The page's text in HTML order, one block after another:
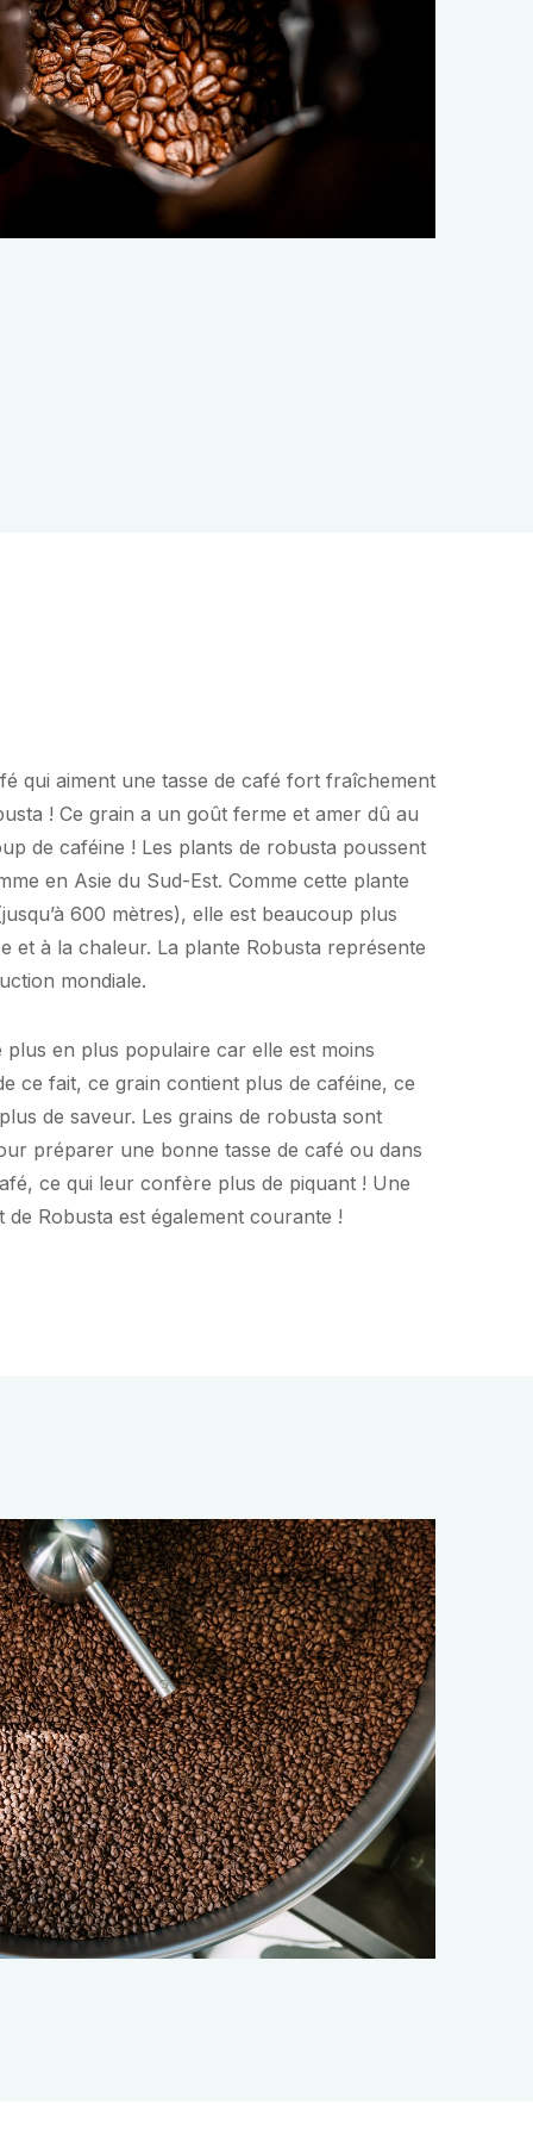
qui aiment une tasse de café fort fraîchement
! Ce grain a un goût ferme et amer dû au
de caféine ! Les plants de robusta poussent
en Asie du Sud-Est. Comme cette plante
600 mètres), elle est beaucoup plus
et à la chaleur. La plante Robusta représente
mondiale.
plus en plus populaire car elle est moins
ce fait, ce grain contient plus de caféine, ce
de saveur. Les grains de robusta sont
préparer une bonne tasse de café ou dans
ce qui leur confère plus de piquant ! Une
de Robusta est également courante !